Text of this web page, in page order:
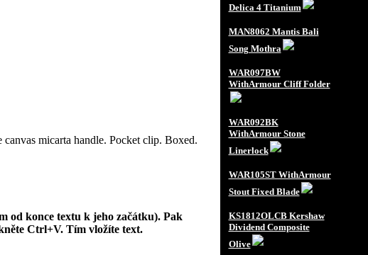
micarta handle. Pocket clip. Boxed.
od konce textu k jeho začátku). Pak
Ctrl+V. Tím vložíte text.
Delica 4 Titanium
MAN8062 Mantis Bali
Song Mothra
WAR097BW
WithArmour Cliff Folder
WAR092BK
WithArmour Stone
Linerlock
WAR105ST WithArmour
Stout Fixed Blade
KS1812OLCB Kershaw
Dividend Composite
Olive